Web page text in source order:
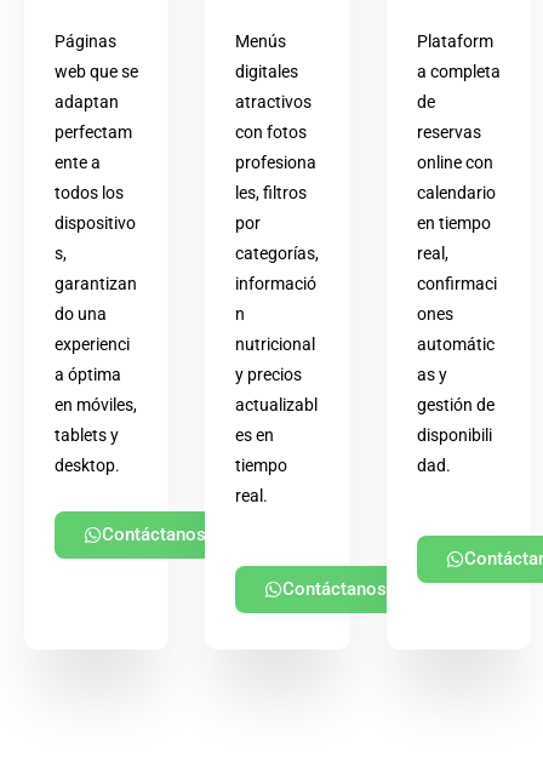
Páginas
web que se
adaptan
perfectam
ente a
todos los
dispositivo
s,
garantizan
do una
experienci
a óptima
en móviles,
tablets y
desktop.
Contáctanos
Menús
digitales
atractivos
con fotos
profesiona
les, filtros
por
categorías,
informació
n
nutricional
y precios
actualizabl
es en
tiempo
real.
Contáctanos
Plataform
a completa
de
reservas
online con
calendario
en tiempo
real,
confirmaci
ones
automátic
as y
gestión de
disponibili
dad.